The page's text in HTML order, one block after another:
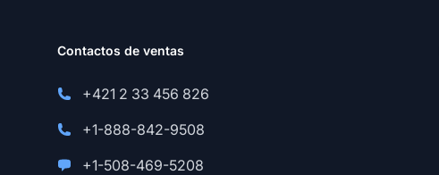
Contactos de ventas
+421 2 33 456 826
+1-888-842-9508
+1-508-469-5208